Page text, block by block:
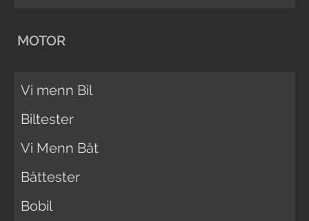
MOTOR
Vi menn Bil
Biltester
Vi Menn Båt
Båttester
Bobil